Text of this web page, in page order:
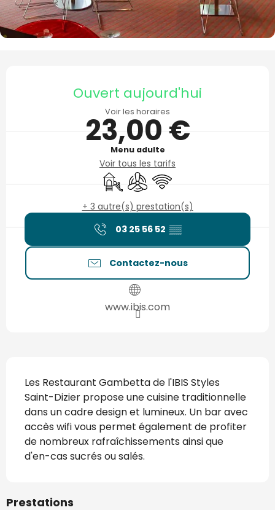
Ouvert aujourd'hui
Voir les horaires
23,00 €
Menu adulte
Voir tous les tarifs
Jeux pour enfants / Espace jeux
Air conditionné
WiFi
+ 3 autre(s) prestation(s)
03 25 56 52 ▒▒
Contactez-nous
www.ibis.com
Les Restaurant Gambetta de l'IBIS Styles
Saint-Dizier propose une cuisine traditionnelle
dans un cadre design et lumineux. Un bar avec
accès wifi vous permet également de profiter
de nombreux rafraîchissements ainsi que
d'en-cas sucrés ou salés.
Prestations